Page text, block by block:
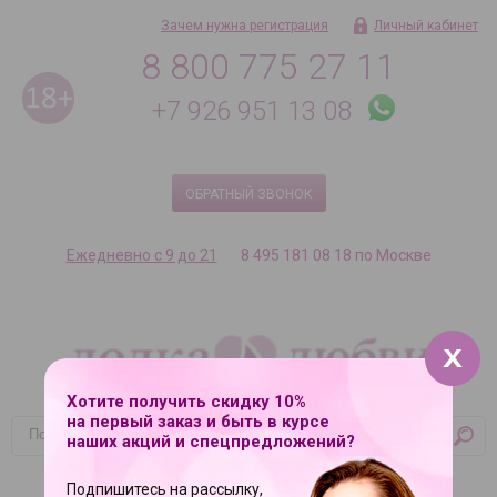
8 800 775 27 11
+7 926 951 13 08
ОБРАТНЫЙ ЗВОНОК
Зачем нужна регистрация Личный кабинет
Ежедневно с 9 до 21 8 495 181 08 18 по Москве
Ваша корзина пуста
Хотите получить скидку 10%
на первый заказ и быть в курсе
наших акций и спецпредложений?
Подпишитесь на рассылку,